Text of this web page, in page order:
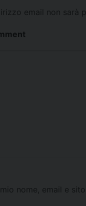
email non sarà
nome, email e